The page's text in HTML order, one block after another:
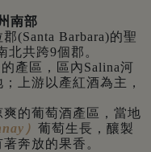
南部
(Santa Barbara)的聖
北共跨9個郡。
產區，區內Salina河
上游以產紅酒為主，
的葡萄酒產區，當地
） 葡萄生長，釀製
奔放的果香。